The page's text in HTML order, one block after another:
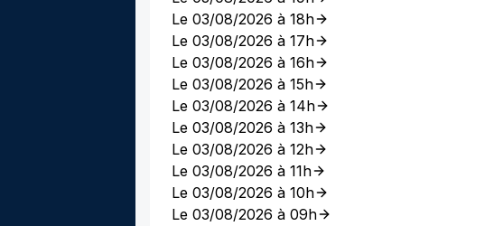
Le 03/08/2026 à 18h
Le 03/08/2026 à 17h
Le 03/08/2026 à 16h
Le 03/08/2026 à 15h
Le 03/08/2026 à 14h
Le 03/08/2026 à 13h
Le 03/08/2026 à 12h
Le 03/08/2026 à 11h
Le 03/08/2026 à 10h
Le 03/08/2026 à 09h